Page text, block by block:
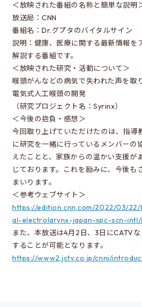
進路・博士について
費用/経済的支援
EEISをもっと知る
同窓会のページ
電気系事務室
関連組織のリンク
お問い合わせ・アクセス
お問い合わせ
アクセス
このサイトについて
サイト情報
サイトの更新依頼
＜放映された番組の名称と簡単な説明
放送局：CNN
番組名：Dr.グプタのバイタルサイン
説明：健康、医療に関する最新情報を
解説する番組です。
＜放映された研究・活動について＞
喉頭がんなどの病気で失われた声を取
電気式人工喉頭の開発
（研究プロジェクト名：Syrinx）
＜今後の抱負・感想＞
今回取り上げていただけたのは、指導
に研究を一緒に行っているメンバーの
えたことと、家族からの温かい支援が
じております。これを励みに、今後も
まいります。
＜参考ウェブサイト＞
https://edition.cnn.com/2022/03/
al-electrolarynx-japan-spc-scn-intl/
また、本放送は4月2日、3日にCATV
することが可能となります。
https://www2.jctv.co.jp/cnnj/